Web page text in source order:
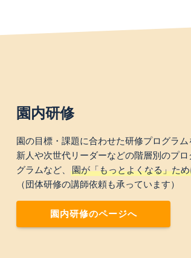
園内研修
園の目標・課題に合わせた研修プログラム
新人や次世代リーダーなどの階層別のプ
グラムなど、園が「もっとよくなる」た
（団体研修の講師依頼も承っています）
園内研修のページへ